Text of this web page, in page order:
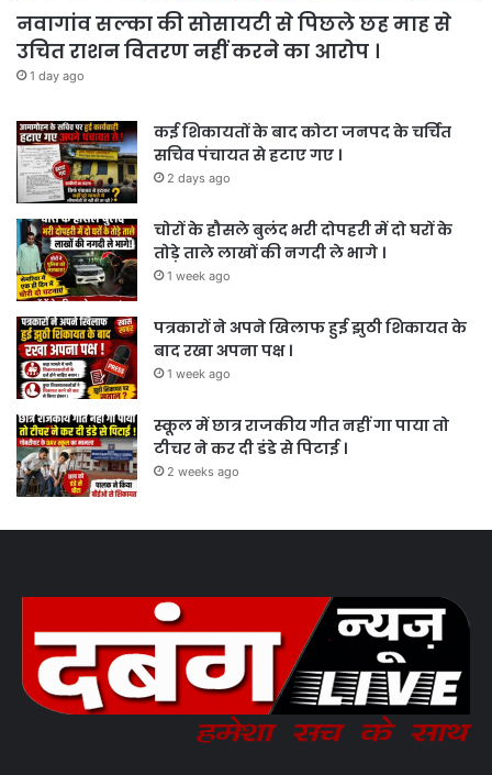
नवागांव सल्का की सोसायटी से पिछले छह माह से
उचित राशन वितरण नहीं करने का आरोप ।
1 day ago
कई शिकायतों के बाद कोटा जनपद के चर्चित
सचिव पंचायत से हटाए गए ।
2 days ago
चोरों के हौसले बुलंद भरी दोपहरी में दो घरों के
तोड़े ताले लाखों की नगदी ले भागे ।
1 week ago
पत्रकारों ने अपने खिलाफ हुई झुठी शिकायत के
बाद रखा अपना पक्ष ।
1 week ago
स्कूल में छात्र राजकीय गीत नहीं गा पाया तो
टीचर ने कर दी डंडे से पिटाई ।
2 weeks ago